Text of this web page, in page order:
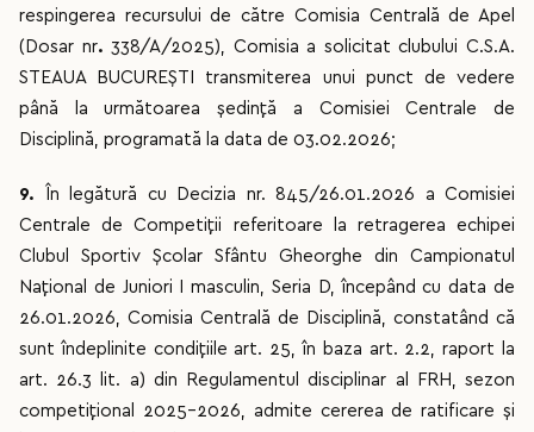
respingerea recursului de către Comisia Centrală de Apel
(Dosar nr.338/A/2025), Comisia a solicitat clubului C.S.A.
STEAUA BUCUREȘTI transmiterea unui punct de vedere
până la următoarea ședință a Comisiei Centrale de
Disciplină, programată la data de 03.02.2026;
9.
În legătură cu Decizia nr. 845/26.01.2026 a Comisiei
Centrale de Competiții referitoare la retragerea echipei
Clubul Sportiv Școlar Sfântu Gheorghe din Campionatul
Național de Juniori I masculin, Seria D, începând cu data de
26.01.2026, Comisia Centrală de Disciplină, constatând că
sunt îndeplinite condițiile art. 25, în baza art. 2.2, raport la
art. 26.3 lit. a) din Regulamentul disciplinar al FRH, sezon
competițional 2025-2026, admite cererea de ratificare și